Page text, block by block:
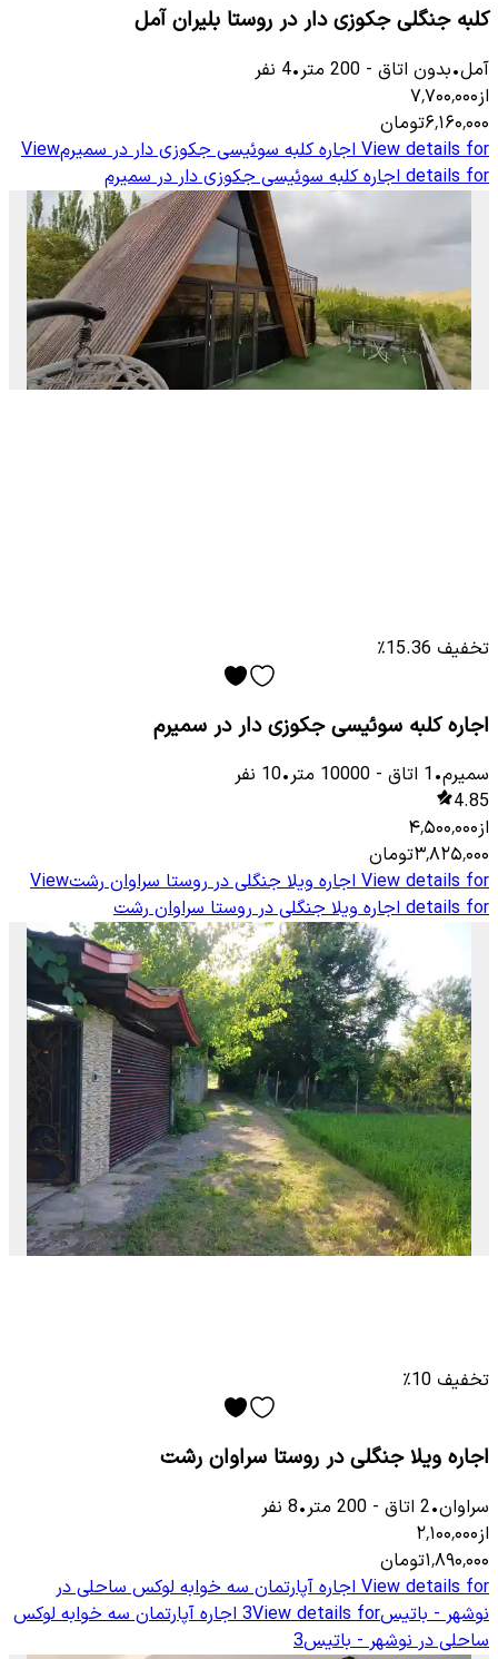
کلبه جنگلی جکوزی دار در روستا بلیران آمل
آمل•بدون اتاق -
200 متر•
4 نفر
از۷٬۷۰۰٬۰۰۰
۶٬۱۶۰٬۰۰۰تومان
View details for اجاره کلبه سوئیسی جکوزی دار در سمیرمView
details for اجاره کلبه سوئیسی جکوزی دار در سمیرم
تخفیف 15.36٪
اجاره کلبه سوئیسی جکوزی دار در سمیرم
سمیرم•
1 اتاق -
10000 متر•
10 نفر
4.85
از۴٬۵۰۰٬۰۰۰
۳٬۸۲۵٬۰۰۰تومان
View details for اجاره ویلا جنگلی در روستا سراوان رشتView
details for اجاره ویلا جنگلی در روستا سراوان رشت
تخفیف 10٪
اجاره ویلا جنگلی در روستا سراوان رشت
سراوان•
2 اتاق -
200 متر•
8 نفر
از۲٬۱۰۰٬۰۰۰
۱٬۸۹۰٬۰۰۰تومان
View details for اجاره آپارتمان سه خوابه لوکس ساحلی در
نوشهر - باتیس3View details for اجاره آپارتمان سه خوابه لوکس
ساحلی در نوشهر - باتیس3